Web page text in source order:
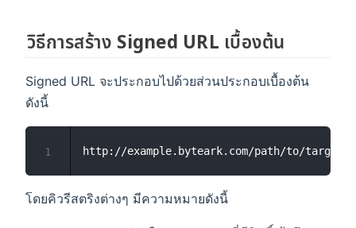
วิธีการสร้าง Signed URL เบื้องต้น
Signed URL จะประกอบไปด้วยส่วนประกอบเบื้องต้น
ดังนี้
1
โดยคิวรีสตริงต่างๆ มีความหมายดังนี้